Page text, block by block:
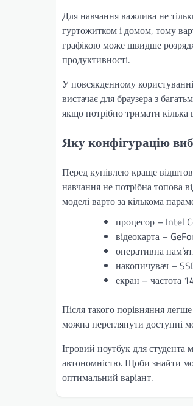
Для навчання важлива не
гуртожитком і домом, тому
графікою може швидше
продуктивності.
У повсякденному
вистачає для браузера з
якщо потрібно тримати кілька
Яку конфігурацію
Перед купівлею краще
навчання не потрібна топова
моделі варто за кількома
процесор – Intel
відеокарта –
оперативна
накопичувач –
екран – частота
Після такого порівняння
можна переглянути доступні
Ігровий ноутбук для
автономністю. Щоби знайти
оптимальний варіант.